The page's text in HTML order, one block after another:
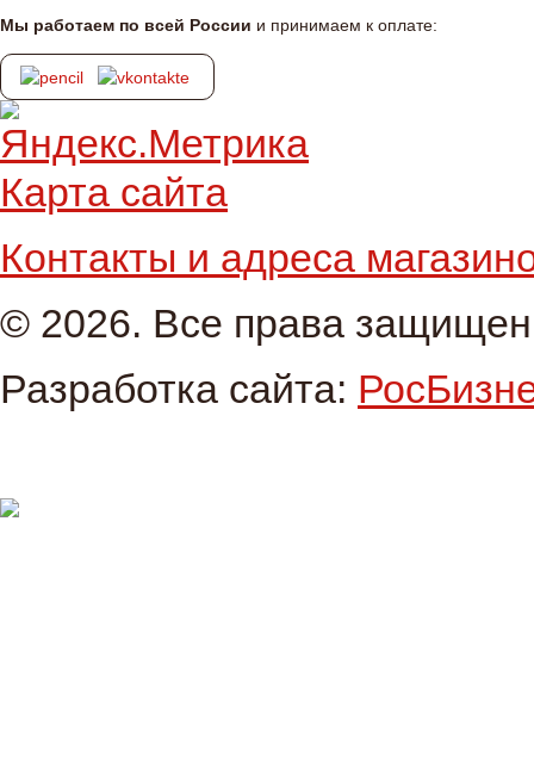
Мы работаем по всей России и принимаем к оплате:
Карта сайта
Контакты и адреса
© 2026. Все права
Разработка сайта: